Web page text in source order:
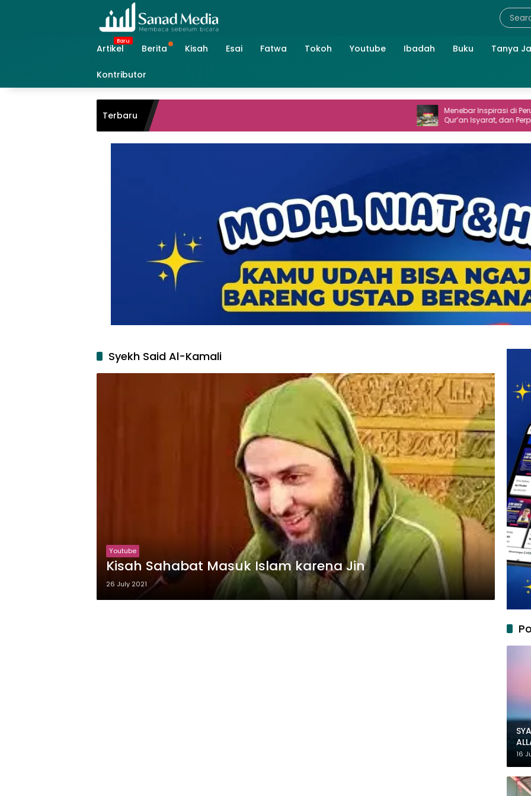
Artikel
Berita Kisah Esai Fatwa Tokoh Youtube Ibadah Buku Tanya
Kontributor
Terbaru
Menebar Inspirasi di Perum TNI AL: Seni,
Qur’an Isyarat, dan Perpisahan yang
Hangat
Syekh Said Al-Kamali
Youtube
Kisah Sahabat Masuk Islam karena Jin
26 July 2021
16